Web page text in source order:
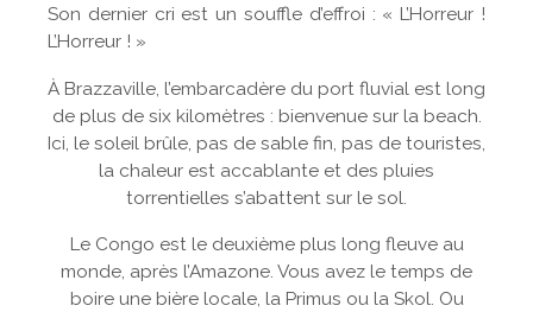
Son dernier cri est un souffle d’effroi : « L’Horreur !
L’Horreur ! »
À Brazzaville, l’embarcadère du port fluvial est long
de plus de six kilomètres : bienvenue sur la beach.
Ici, le soleil brûle, pas de sable fin, pas de touristes,
la chaleur est accablante et des pluies
torrentielles s’abattent sur le sol.
Le Congo est le deuxième plus long fleuve au
monde, après l’Amazone. Vous avez le temps de
boire une bière locale, la Primus ou la Skol. Ou